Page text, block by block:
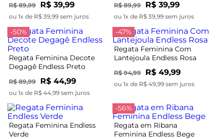
R$ 89,99 R$ 39,99
ou 1x de R$ 39,99 sem juros
R$ 89,99 R$ 39,99
ou 1x de R$ 39,99 sem juros
-50%
Regata Feminina Decote
Degagê Endless Preto
R$ 89,99 R$ 44,99
ou 1x de R$ 44,99 sem juros
-47%
Regata Feminina Com
Lantejoula Endless Rosa
R$ 94,99 R$ 49,99
ou 1x de R$ 49,99 sem juros
Regata Feminina Endless
Verde
-56%
Regata em Ribana
Feminina Endless Bege